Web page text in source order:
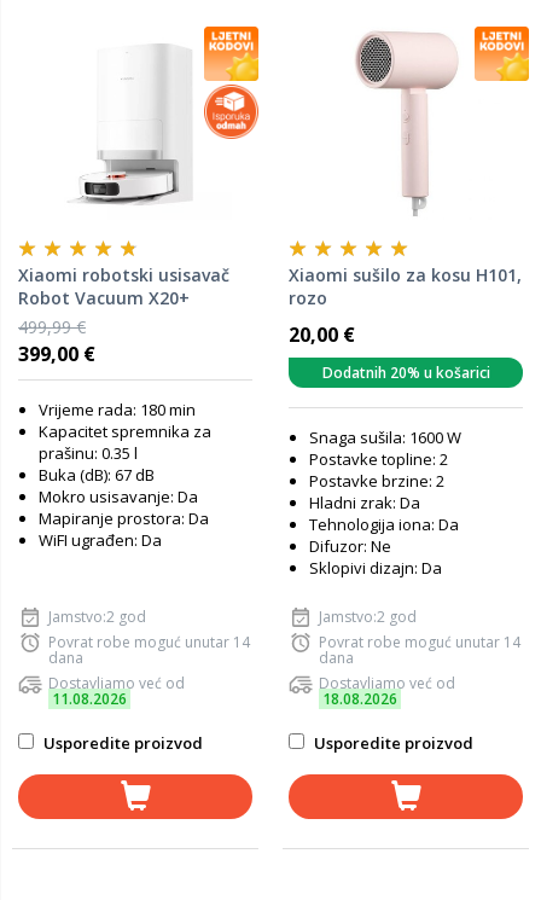
Xiaomi robotski usisavač
Robot Vacuum X20+
499,99 €
399,00 €
Vrijeme rada: 180 min
Kapacitet spremnika za
prašinu: 0.35 l
Buka (dB): 67 dB
Mokro usisavanje: Da
Mapiranje prostora: Da
WiFI ugrađen: Da
Jamstvo:2 god
Povrat robe moguć unutar 14
dana
Dostavljamo već od
11.08.2026
Usporedite proizvod
Xiaomi sušilo za kosu H101,
rozo
20,00 €
Dodatnih 20% u košarici
Snaga sušila: 1600 W
Postavke topline: 2
Postavke brzine: 2
Hladni zrak: Da
Tehnologija iona: Da
Difuzor: Ne
Sklopivi dizajn: Da
Jamstvo:2 god
Povrat robe moguć unutar 14
dana
Dostavljamo već od
18.08.2026
Usporedite proizvod